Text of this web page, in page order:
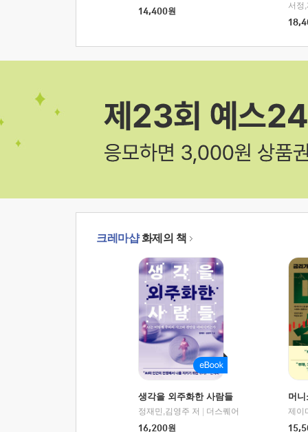
14,400원
크레마샵화제의 책
생각을 외주화한 사람들
정재민,김영주 저
더스퀘어
16,200원
머